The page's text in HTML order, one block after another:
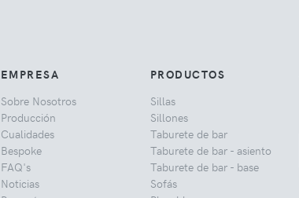
EMPRESA
Sobre Nosotros
Producción
Cualidades
Bespoke
FAQ's
Noticias
PRODUCTOS
Sillas
Sillones
Taburete de bar
Taburete de bar - asiento
Taburete de bar - base
Sofás